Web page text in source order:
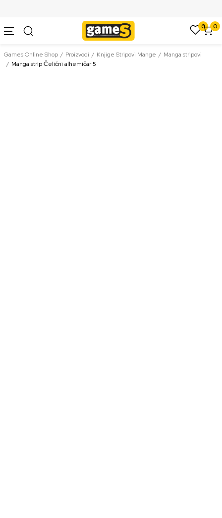
0 0
Games Online Shop Proizvodi Knjige Stripovi Mange
Manga stripovi
Manga strip Čelični alhemičar 5